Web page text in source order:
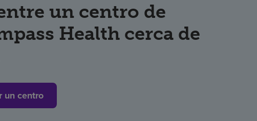
un centro de
Health cerca de
un centro